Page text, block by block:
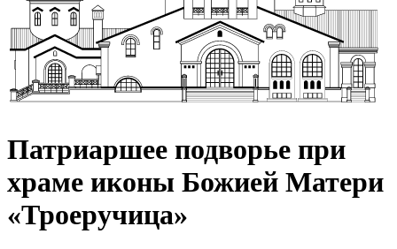
Патриаршее подворье при
храме иконы Божией Матери
«Троеручица»